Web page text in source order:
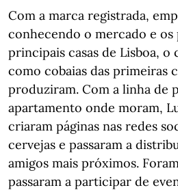
Com a marca registrada,
conhecendo o mercado e os
principais casas de Lisboa, o
como cobaias das primeiras
produziram. Com a linha de
apartamento onde moram,
criaram páginas nas redes
cervejas e passaram a
amigos mais próximos.
passaram a participar de